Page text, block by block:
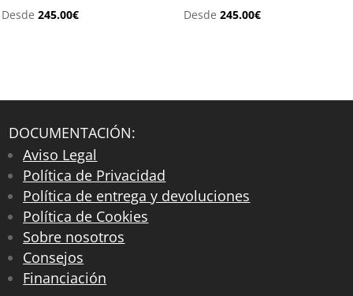
Desde245.00€
Desde 245.00€
DOCUMENTACIÓN:
Aviso Legal
Política de Privacidad
Política de entrega y devoluciones
Política de Cookies
Sobre nosotros
Consejos
Financiación